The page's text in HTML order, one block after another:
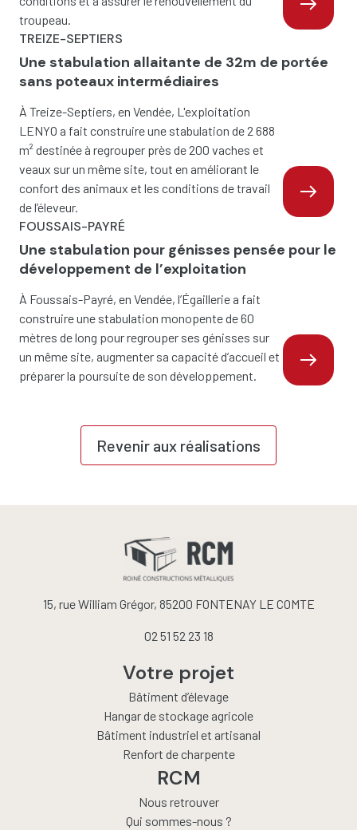
troupeau.
Une stabulation allaitante de 32m de portée
sans poteaux intermédiaires
TREIZE-SEPTIERS
À Treize-Septiers, en Vendée, L'exploitation
LENYO a fait construire une stabulation de 2 688
m² destinée à regrouper près de 200 vaches et
veaux sur un même site, tout en améliorant le
confort des animaux et les conditions de travail
de l’éleveur.
Une stabulation pour génisses pensée pour le
développement de l’exploitation
FOUSSAIS-PAYRÉ
À Foussais-Payré, en Vendée, l’Égaillerie a fait
construire une stabulation monopente de 60
mètres de long pour regrouper ses génisses sur
un même site, augmenter sa capacité d’accueil et
préparer la poursuite de son développement.
Revenir aux réalisations
15, rue William Grégor, 85200 FONTENAY LE COMTE
02 51 52 23 18
Votre projet
Bâtiment d’élevage
Hangar de stockage agricole
Bâtiment industriel et artisanal
Renfort de charpente
RCM
Nous retrouver
Qui sommes-nous ?